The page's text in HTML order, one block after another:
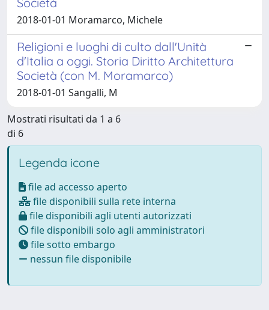
2018-01-01 Moramarco, Michele
Religioni e luoghi di culto dall'Unità
d'Italia a oggi. Storia Diritto Architettura
Società (con M. Moramarco)
2018-01-01 Sangalli, M
Mostrati risultati da 1 a 6
di 6
Legenda icone
file ad accesso aperto
file disponibili sulla rete interna
file disponibili agli utenti autorizzati
file disponibili solo agli amministratori
file sotto embargo
nessun file disponibile